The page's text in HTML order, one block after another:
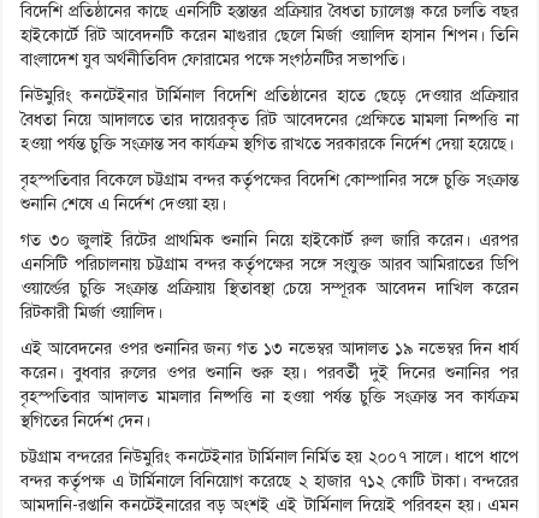
বিদেশি প্রতিষ্ঠানের কাছে এনসিটি হস্তান্তর প্রক্রিয়ার বৈধতা চ্যালেঞ্জ করে চলতি বছর
হাইকোর্টে রিট আবেদনটি করেন মাগুরার ছেলে মির্জা ওয়ালিদ হাসান শিপন। তিনি
বাংলাদেশ যুব অর্থনীতিবিদ ফোরামের পক্ষে সংগঠনটির সভাপতি।
নিউমুরিং কনটেইনার টার্মিনাল বিদেশি প্রতিষ্ঠানের হাতে ছেড়ে দেওয়ার প্রক্রিয়ার
বৈধতা নিয়ে আদালতে তার দায়েরকৃত রিট আবেদনের প্রেক্ষিতে মামলা নিষ্পত্তি না
হওয়া পর্যন্ত চুক্তি সংক্রান্ত সব কার্যক্রম স্থগিত রাখতে সরকারকে নির্দেশ দেয়া হয়েছে।
বৃহস্পতিবার বিকেলে চট্টগ্রাম বন্দর কর্তৃপক্ষের বিদেশি কোম্পানির সঙ্গে চুক্তি সংক্রান্ত
শুনানি শেষে এ নির্দেশ দেওয়া হয়।
গত ৩০ জুলাই রিটের প্রাথমিক শুনানি নিয়ে হাইকোর্ট রুল জারি করেন। এরপর
এনসিটি পরিচালনায় চট্টগ্রাম বন্দর কর্তৃপক্ষের সঙ্গে সংযুক্ত আরব আমিরাতের ডিপি
ওয়ার্ল্ডের চুক্তি সংক্রান্ত প্রক্রিয়ায় স্থিতাবস্থা চেয়ে সম্পূরক আবেদন দাখিল করেন
রিটকারী মির্জা ওয়ালিদ।
এই আবেদনের ওপর শুনানির জন্য গত ১৩ নভেম্বর আদালত ১৯ নভেম্বর দিন ধার্য
করেন। বুধবার রুলের ওপর শুনানি শুরু হয়। পরবর্তী দুই দিনের শুনানির পর
বৃহস্পতিবার আদালত মামলার নিষ্পত্তি না হওয়া পর্যন্ত চুক্তি সংক্রান্ত সব কার্যক্রম
স্থগিতের নির্দেশ দেন।
চট্টগ্রাম বন্দরের নিউমুরিং কনটেইনার টার্মিনাল নির্মিত হয় ২০০৭ সালে। ধাপে ধাপে
বন্দর কর্তৃপক্ষ এ টার্মিনালে বিনিয়োগ করেছে ২ হাজার ৭১২ কোটি টাকা। বন্দরের
আমদানি-রপ্তানি কনটেইনারের বড় অংশই এই টার্মিনাল দিয়েই পরিবহন হয়। এমন